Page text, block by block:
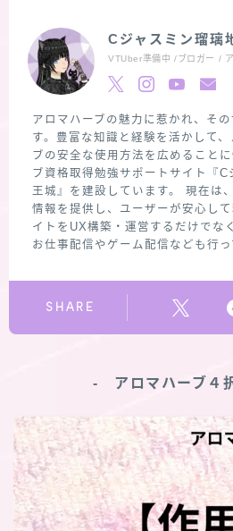
Cジャスミン瑠璃
VTUber準備中 /ブロガー /
アロマハーブの魅力に惹かれ、そ
す。豊富な知識と経験を活かして
ブの安全な使用方法を広めること
ブ資格取得勉強サポートサイト『C
王城』を建設しています。 現在は
情報を提供し、ユーザーが安心し
イトをUX構築・運営するだけでな
お仕事配信やゲーム配信なども行っ
SHARE
‐ アロマハーブ４